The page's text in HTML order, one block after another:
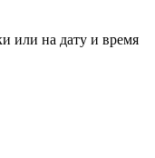
или на дату и время